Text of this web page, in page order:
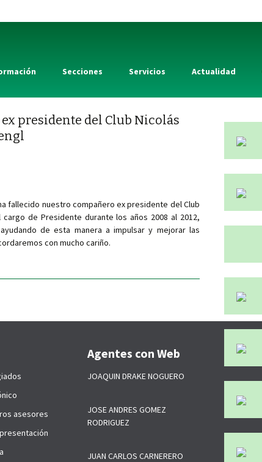
Secciones Servicios Actualidad
presidente del Club Nicolás
fallecido nuestro compañero ex presidente del Club
de Presidente durante los años 2008 al 2012,
de esta manera a impulsar y mejorar las
con mucho cariño.
asesores
Agentes con Web
JOAQUIN DRAKE NOGUERO
JOSE ANDRES GOMEZ
RODRIGUEZ
JUAN CARLOS CARNERERO